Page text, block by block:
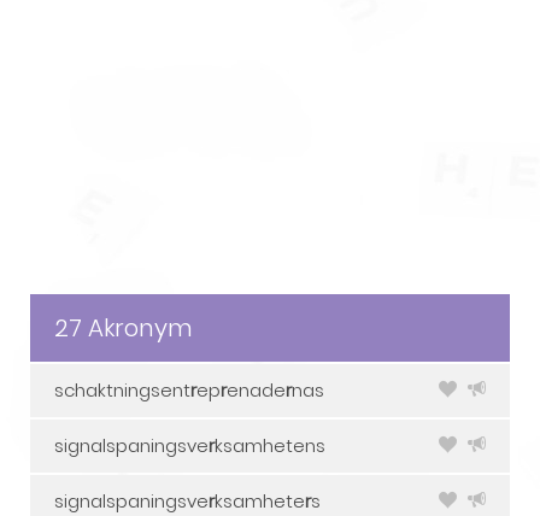
27 Akronym
schaktningsentreprenadernas
signalspaningsverksamhetens
signalspaningsverksamheters